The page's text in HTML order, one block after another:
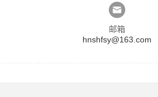
邮箱
hnshfsy@163.com